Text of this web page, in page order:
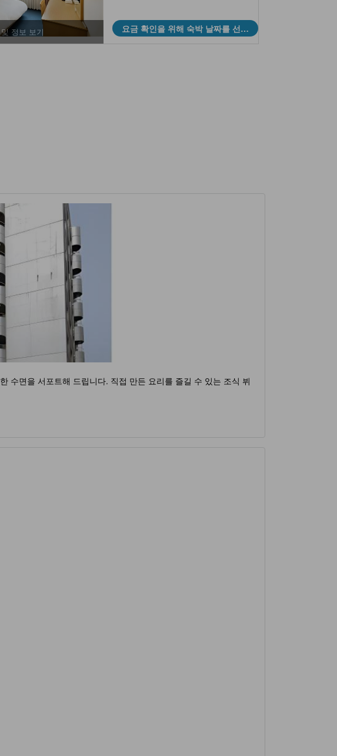
정보 보기
요금 확인을 위해 숙박 날짜를 선택
하세요
수면을 서포트해 드립니다. 직접 만든 요리를 즐길 수 있는 조식 뷔